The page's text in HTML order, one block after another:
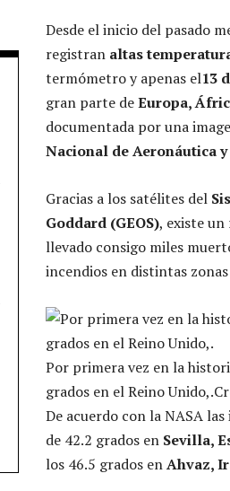
Desde el inicio del pasado
registran altas
termómetro y apenas el13
gran parte deEuropa,
documentada por una
Nacional de Aeronáutica
Gracias a los satélites del
Goddard (GEOS), existe un
llevado consigo miles
incendios en distintas
Por primera vez en la
grados en el Reino Unido,.
De acuerdo con la NASA
de 42.2 grados en Sevilla,
los 46.5 grados enAhvaz,